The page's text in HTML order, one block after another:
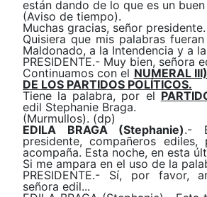
están dando de lo que es un
(Aviso de tiempo).
Muchas gracias, señor presidente.
Quisiera que mis palabras
Maldonado, a la Intendencia y a
PRESIDENTE.- Muy bien, señora
Continuamos con el NUMERAL
DE LOS PARTIDOS POLÍTICOS.
Tiene la palabra, por el
edil Stephanie Braga.
(Murmullos). (dp)
EDILA BRAGA (Stephanie).-
presidente, compañeros ediles,
acompaña. Esta noche, en esta
Si me ampara en el uso de la
PRESIDENTE.- Sí, por favor,
señora edil...